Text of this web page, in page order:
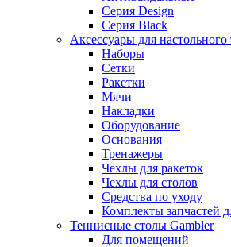
Серия Design
Серия Black
Аксессуары для настольного
Наборы
Сетки
Ракетки
Мячи
Накладки
Оборудование
Основания
Тренажеры
Чехлы для ракеток
Чехлы для столов
Средства по уходу
Комплекты запчастей
Теннисные столы Gambler
Для помещений